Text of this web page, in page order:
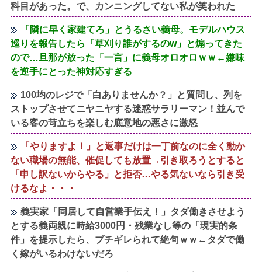
科目があった。で、カンニングしてない私が笑われた
「隣に早く家建てろ」とうるさい義母。モデルハウス
巡りを報告したら「草刈り誰がするのw」と煽ってきた
ので…旦那が放った「一言」に義母オロオロｗｗ←嫌味
を逆手にとった神対応すぎる
100均のレジで「白ありませんか？」と質問し、列を
ストップさせてニヤニヤする迷惑サラリーマン！並んで
いる客の苛立ちを楽しむ底意地の悪さに激怒
「やりますよ！」と返事だけは一丁前なのに全く動か
ない職場の無能、催促しても放置→引き取ろうとすると
「申し訳ないからやる」と拒否…やる気ないなら引き受
けるなよ・・・
義実家「同居して自営業手伝え！」タダ働きさせよう
とする義両親に時給3000円・残業なし等の「現実的条
件」を提示したら、ブチギレられて絶句ｗｗ←タダで働
く嫁がいるわけないだろ